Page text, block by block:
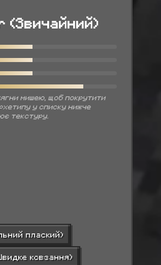
(Звичайний)
мишею, щоб покрутити
у списку нижче
текстуру.
плаский)
ковзання)